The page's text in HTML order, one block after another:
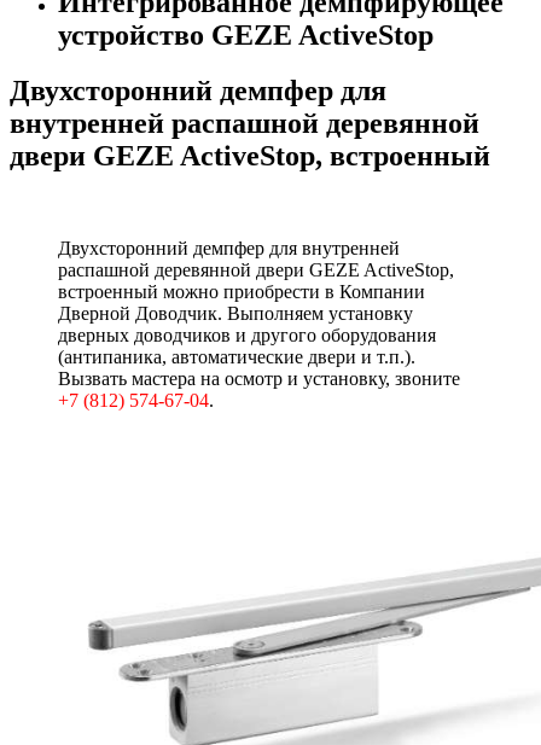
устройство GEZE ActiveStop
Двухсторонний демпфер для
внутренней распашной деревянной
двери GEZE ActiveStop, встроенный
Двухсторонний демпфер для внутренней
распашной деревянной двери GEZE ActiveStop,
встроенный можно приобрести в Компании
Дверной Доводчик. Выполняем установку
дверных доводчиков и другого оборудования
(антипаника, автоматические двери и т.п.).
Вызвать мастера на осмотр и установку, звоните
+7 (812) 574-67-04.